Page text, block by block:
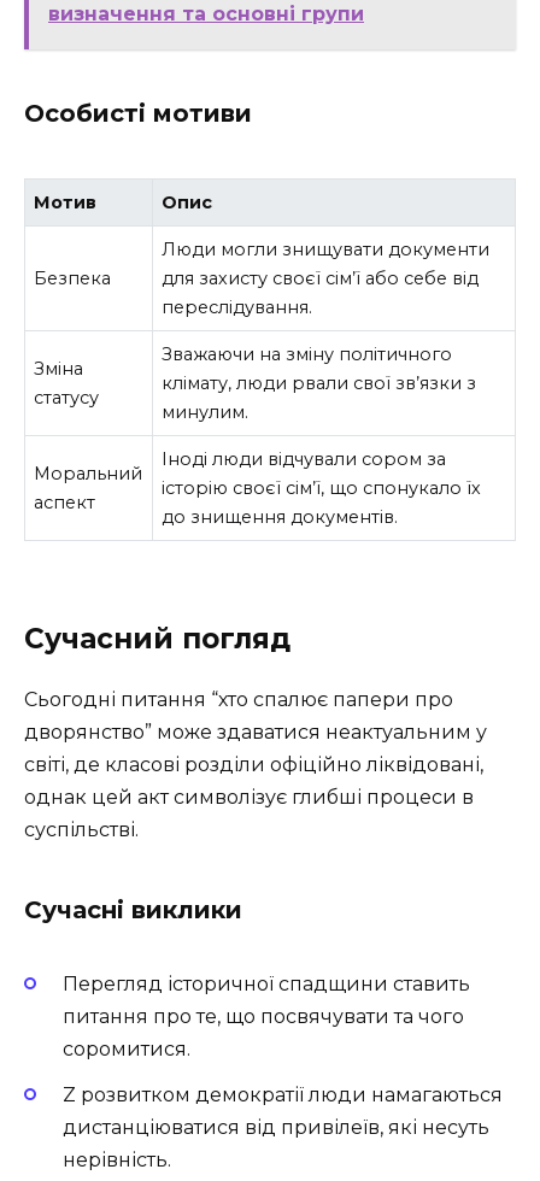
визначення та основні групи
Особисті мотиви
Мотив Опис
Безпека
Люди могли знищувати документи
для захисту своєї сім’ї або себе від
переслідування.
Зміна
статусу
Зважаючи на зміну політичного
клімату, люди рвали свої зв’язки з
минулим.
Моральний
аспект
Іноді люди відчували сором за
історію своєї сім’ї, що спонукало їх
до знищення документів.
Сучасний погляд
Сьогодні питання “хто спалює папери про
дворянство” може здаватися неактуальним у
світі, де класові розділи офіційно ліквідовані,
однак цей акт символізує глибші процеси в
суспільстві.
Сучасні виклики
Перегляд історичної спадщини ставить
питання про те, що посвячувати та чого
соромитися.
Z розвитком демократії люди намагаються
дистанціюватися від привілеїв, які несуть
нерівність.